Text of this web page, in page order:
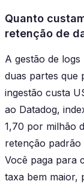
Quanto
retenção de
A gestão de
duas partes que
ingestão custa
ao Datadog,
1,70 por milhão
retenção padrão
Você paga para
taxa bem maior,